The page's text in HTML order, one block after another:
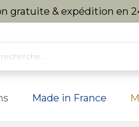
gratuite & expédition en
Made in France